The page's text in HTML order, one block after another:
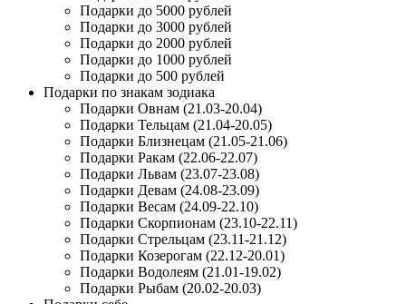
Подарки до 5000 рублей
Подарки до 3000 рублей
Подарки до 2000 рублей
Подарки до 1000 рублей
Подарки до 500 рублей
Подарки по знакам зодиака
Подарки Овнам (21.03-20.04)
Подарки Тельцам (21.04-20.05)
Подарки Близнецам (21.05-21.06)
Подарки Ракам (22.06-22.07)
Подарки Львам (23.07-23.08)
Подарки Девам (24.08-23.09)
Подарки Весам (24.09-22.10)
Подарки Скорпионам (23.10-22.11)
Подарки Стрельцам (23.11-21.12)
Подарки Козерогам (22.12-20.01)
Подарки Водолеям (21.01-19.02)
Подарки Рыбам (20.02-20.03)